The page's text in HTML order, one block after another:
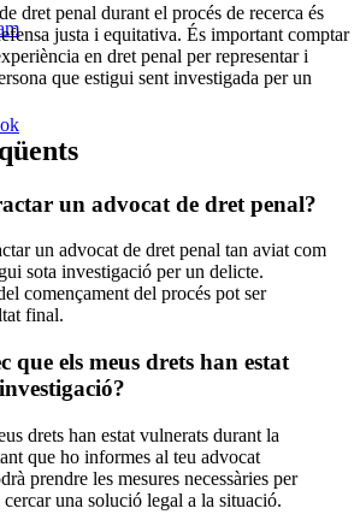
dret penal durant el procés de recerca és
justa i equitativa. És important comptar
en dret penal per representar i
que estigui sent investigada per un
un advocat de dret penal?
un advocat de dret penal tan aviat com
sota investigació per un delicte.
començament del procés pot ser
final.
que els meus drets han estat
drets han estat vulnerats durant la
que ho informes al teu advocat
prendre les mesures necessàries per
una solució legal a la situació.